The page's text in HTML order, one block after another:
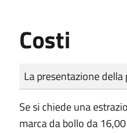
Costi
Tipo di pagamento
Importo
La presentazione
Se si chiede una
marca da bollo da